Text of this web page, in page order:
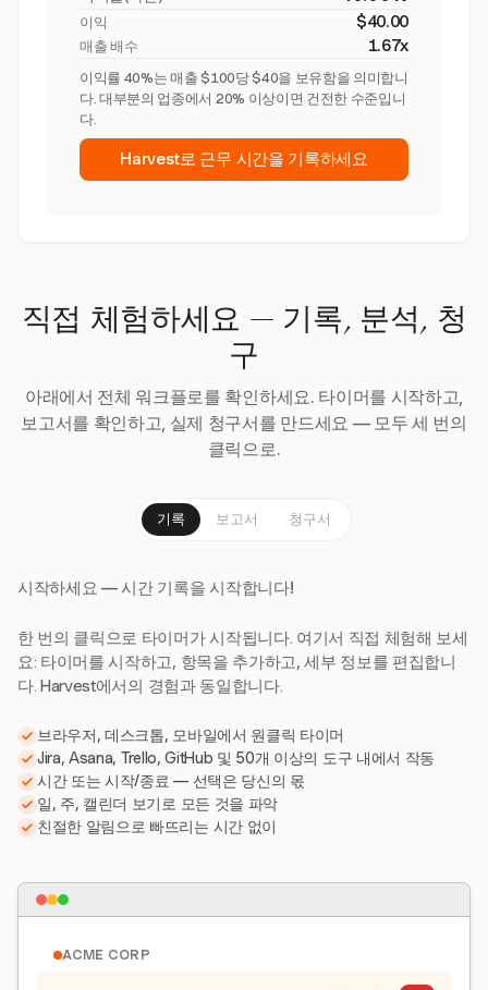
이익 $40.00
매출 배수 1.67x
이익률 40%는 매출 $100당 $40을 보유함을 의미합니
다. 대부분의 업종에서 20% 이상이면 건전한 수준입니
다.
Harvest로 근무 시간을 기록하세요
직접 체험하세요 — 기록, 분석, 청
구
아래에서 전체 워크플로를 확인하세요. 타이머를 시작하고,
보고서를 확인하고, 실제 청구서를 만드세요 — 모두 세 번의
클릭으로.
기록 보고서 청구서
시작하세요 — 시간 기록을 시작합니다!
한 번의 클릭으로 타이머가 시작됩니다. 여기서 직접 체험해 보세
요: 타이머를 시작하고, 항목을 추가하고, 세부 정보를 편집합니
다. Harvest에서의 경험과 동일합니다.
브라우저, 데스크톱, 모바일에서 원클릭 타이머
Jira, Asana, Trello, GitHub 및 50개 이상의 도구 내에서 작동
시간 또는 시작/종료 — 선택은 당신의 몫
일, 주, 캘린더 보기로 모든 것을 파악
친절한 알림으로 빠뜨리는 시간 없이
ACME CORP